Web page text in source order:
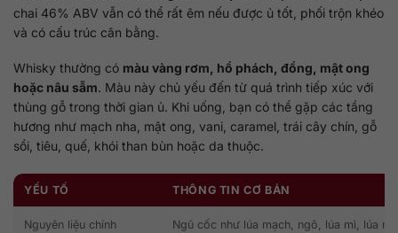
chai 46% ABV vẫn có thể rất êm nếu được ủ tốt, phối trộn khéo
và có cấu trúc cân bằng.
Whisky thường có màu vàng rơm, hổ phách, đồng, mật ong
hoặc nâu sẫm. Màu này chủ yếu đến từ quá trình tiếp xúc với
thùng gỗ trong thời gian ủ. Khi uống, bạn có thể gặp các tầng
hương như mạch nha, mật ong, vani, caramel, trái cây chín, gỗ
sồi, tiêu, quế, khói than bùn hoặc da thuộc.
YẾU TỐ THÔNG TIN CƠ BẢN
Nguyên liệu chính Ngũ cốc như lúa mạch, ngô, lúa mì, lúa